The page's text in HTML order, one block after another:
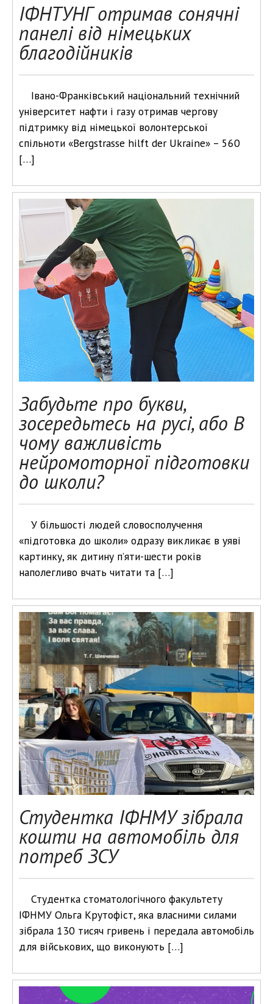
ІФНТУНГ отримав сонячні
панелі від німецьких
благодійників
Івано-Франківський національний технічний
університет нафти і газу отримав чергову
підтримку від німецької волонтерської
спільноти «Bergstrasse hilft der Ukraine» – 560
[…]
Забудьте про букви,
зосередьтесь на русі, або В
чому важливість
нейромоторної підготовки
до школи?
У більшості людей словосполучення
«підготовка до школи» одразу викликає в уяві
картинку, як дитину п’яти-шести років
наполегливо вчать читати та […]
Студентка ІФНМУ зібрала
кошти на автомобіль для
потреб ЗСУ
Студентка стоматологічного факультету
ІФНМУ Ольга Крутофіст, яка власними силами
зібрала 130 тисяч гривень і передала автомобіль
для військових, що виконують […]